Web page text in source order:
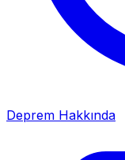
Deprem Hakkında